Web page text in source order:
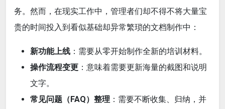
务。然而，在现实工作中，管理者们却不得不将大量宝
贵的时间投入到看似基础却异常繁琐的文档制作中：
新功能上线 ：需要从零开始制作全新的培训材料。
操作流程变更 ：意味着需要更新海量的截图和说明
文字。
常见问题（FAQ）整理 ：需要不断收集、归纳，并